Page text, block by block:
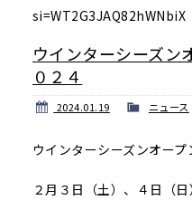
si=WT2G3JAQ82hWNbiX
ウインターシーズン
０２４
2024.01.19 ニュース
ウインターシーズンオー
２月３日（土）、４日（